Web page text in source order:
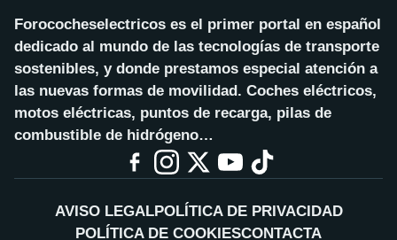
Forococheselectricos es el primer portal en español
dedicado al mundo de las tecnologías de transporte
sostenibles, y donde prestamos especial atención a
las nuevas formas de movilidad. Coches eléctricos,
motos eléctricas, puntos de recarga, pilas de
combustible de hidrógeno…
AVISO LEGALPOLÍTICA DE PRIVACIDAD
POLÍTICA DE COOKIESCONTACTA